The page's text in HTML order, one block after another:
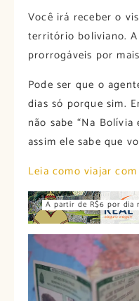
Você irá receber o
território boliviano.
prorrogáveis por
Pode ser que o
dias só porque sim.
não sabe “Na
assim ele sabe que
Leia como viajar
A partir de R$6 por dia